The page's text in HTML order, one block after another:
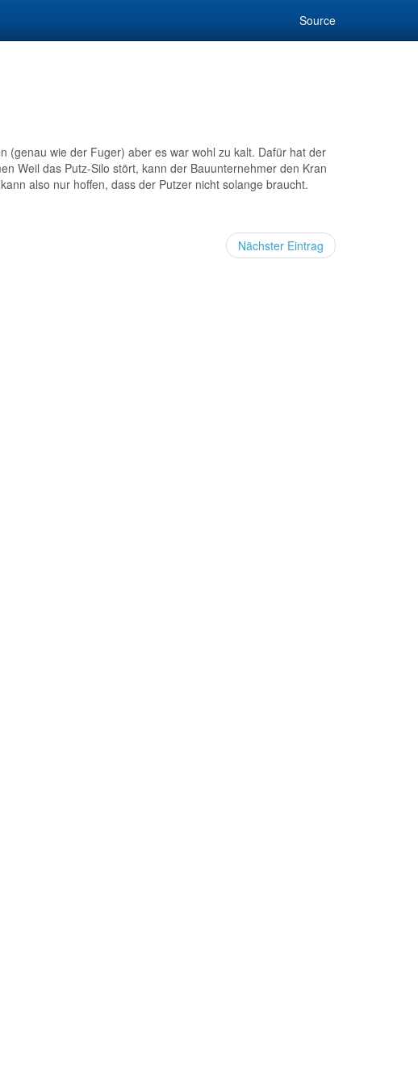
Source
(genau wie der Fuger) aber es war wohl zu kalt. Dafür hat der
Weil das Putz-Silo stört, kann der Bauunternehmer den Kran
also nur hoffen, dass der Putzer nicht solange braucht.
Nächster Eintrag